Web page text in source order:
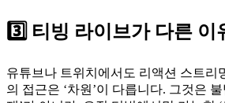
3️⃣ 티빙 라이브가 다른 이
유튜브나 트위치에서도 리액션 스트리
의 접근은 ‘차원’이 다릅니다. 그것은